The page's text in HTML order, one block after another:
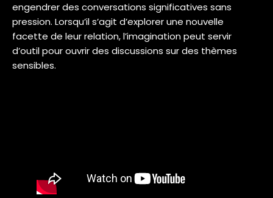
engendrer des conversations significatives sans
pression. Lorsqu’il s’agit d’explorer une nouvelle
facette de leur relation, l’imagination peut servir
d’outil pour ouvrir des discussions sur des thèmes
sensibles.